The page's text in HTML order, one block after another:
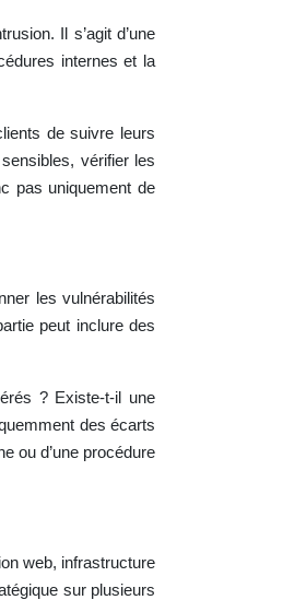
Il s’agit d’une
internes et la
de suivre leurs
vérifier les
pas uniquement de
les vulnérabilités
peut inclure des
? Existe-t-il une
des écarts
ou d’une procédure
web, infrastructure
sur plusieurs